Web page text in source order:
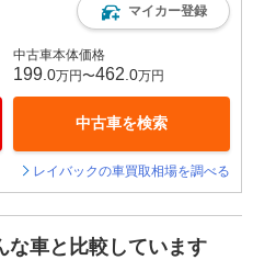
マイカー登録
中古車本体価格
199 .0万円〜462 .0万円
中古車を検索
レイバックの車買取相場を調べる
な車と比較しています